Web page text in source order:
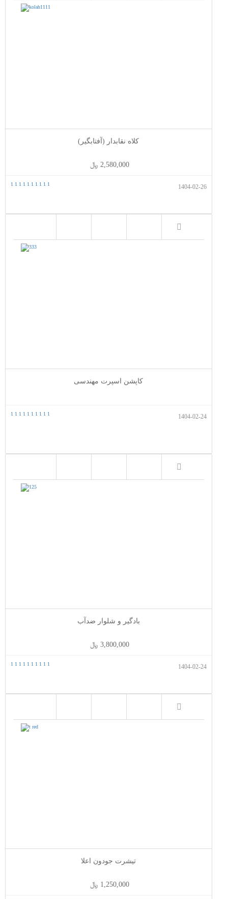
کلاه نقابدار (آفتابگیر)
2,580,000 ﷼
1404-02-26
1
1
1
1
1
1
1
1
1
1
کاپشن اسپرت مهندسی
1404-02-24
1
1
1
1
1
1
1
1
1
1
بادگیر و شلوار ضدآب
3,800,000 ﷼
1404-02-24
1
1
1
1
1
1
1
1
1
1
تیشرت جودون اعلا
1,250,000 ﷼